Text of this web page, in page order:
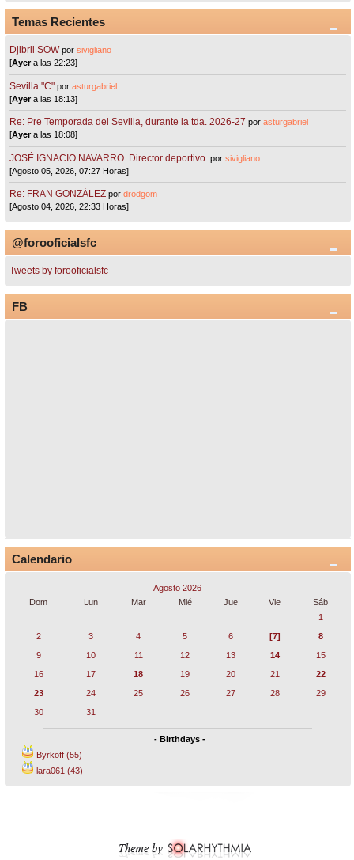
Temas Recientes
Djibril SOW porsivigliano
[Ayera las 22:23]
Sevilla "C"porasturgabriel
[Ayera las 18:13]
Re: Pre Temporada del Sevilla, durante la tda. 2026-27 porasturgabriel
[Ayera las 18:08]
JOSÉ IGNACIO NAVARRO. Director deportivo. porsivigliano
[Agosto 05, 2026, 07:27 Horas]
Re: FRAN GONZÁLEZ pordrodgom
[Agosto 04, 2026, 22:33 Horas]
@forooficialsfc
Tweets by forooficialsfc
FB
Calendario
Agosto 2026
Dom
Lun Mar Mié Jue Vie
Sáb
1
2
3 4 5 6 [7]
8
9
10 11 12 13 14
15
16
17 18 19 20 21
22
23
24 25 26 27 28
29
30
31
- Birthdays -
Byrkoff (55)
lara061 (43)